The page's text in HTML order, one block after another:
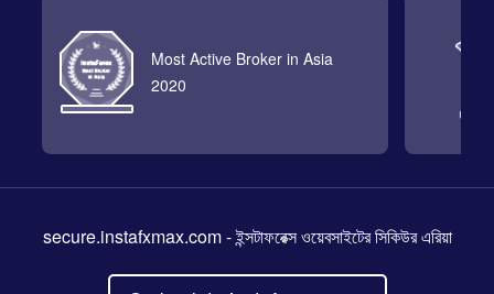
Most Active Broker in Asia
2020
secure.instafxmax.com- ইন্সটাফরেক্স ওয়েবসাইটের সিকিউর এরিয়া